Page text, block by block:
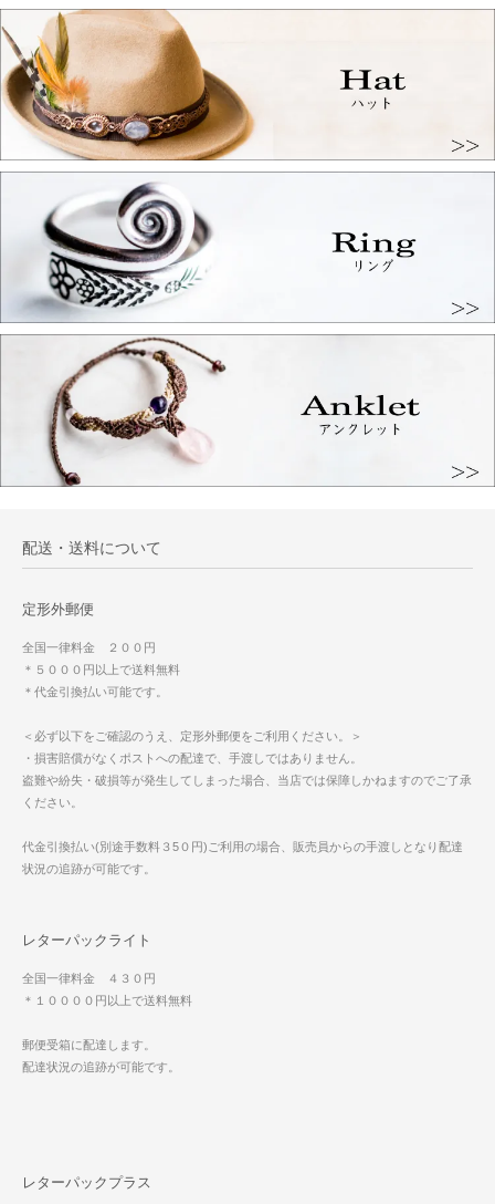
配送・送料について
定形外郵便
全国一律料金 ２００円
＊５０００円以上で送料無料
＊代金引換払い可能です。
＜必ず以下をご確認のうえ、定形外郵便をご利用ください。＞
・損害賠償がなくポストへの配達で、手渡しではありません。
盗難や紛失・破損等が発生してしまった場合、当店では保障しかねますのでご了承
ください。
代金引換払い(別途手数料３5０円)ご利用の場合、販売員からの手渡しとなり配達
状況の追跡が可能です。
レターパックライト
全国一律料金 ４３０円
＊１００００円以上で送料無料
郵便受箱に配達します。
配達状況の追跡が可能です。
レターパックプラス